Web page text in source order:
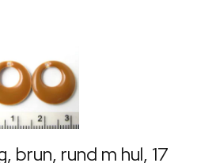
brun, rund m hul, 17